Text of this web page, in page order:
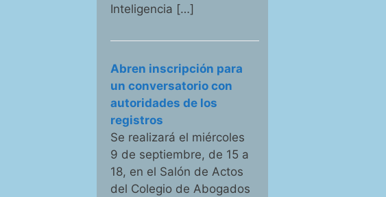
Inteligencia […]
Abren inscripción para
un conversatorio con
autoridades de los
registros
Se realizará el miércoles
9 de septiembre, de 15 a
18, en el Salón de Actos
del Colegio de Abogados